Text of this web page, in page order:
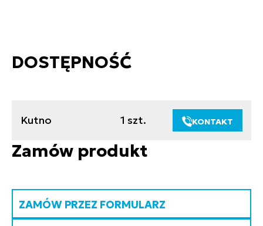
DOSTĘPNOŚĆ
Kutno 1 szt. KONTAKT
Zamów produkt
ZAMÓW PRZEZ FORMULARZ